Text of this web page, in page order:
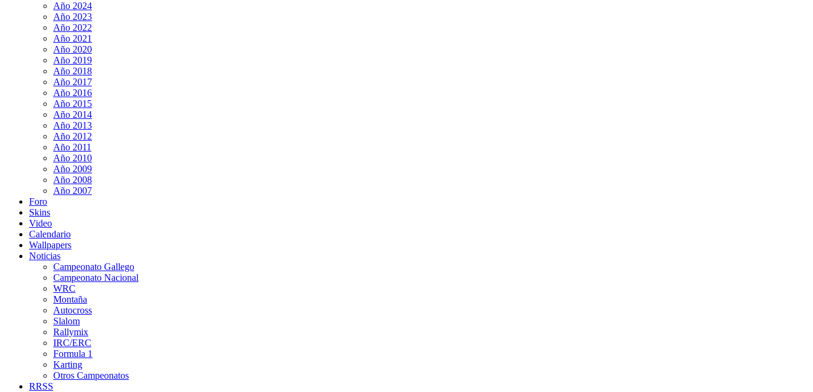
Año 2024
Año 2023
Año 2022
Año 2021
Año 2020
Año 2019
Año 2018
Año 2017
Año 2016
Año 2015
Año 2014
Año 2013
Año 2012
Año 2011
Año 2010
Año 2009
Año 2008
Año 2007
Foro
Skins
Video
Calendario
Wallpapers
Noticias
Campeonato Gallego
Campeonato Nacional
WRC
Montaña
Autocross
Slalom
Rallymix
IRC/ERC
Formula 1
Karting
Otros Campeonatos
RRSS